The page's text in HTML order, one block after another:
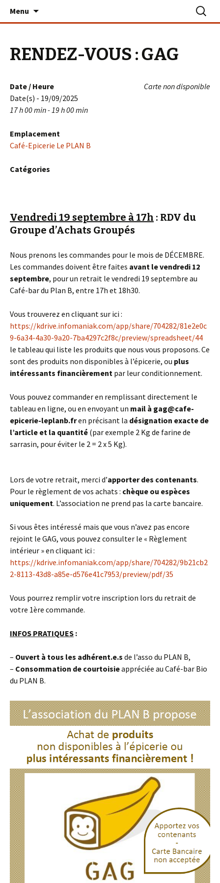
Le PLAN B – La Turballe
Menu
RENDEZ-VOUS : GAG
Carte non disponible
Date / Heure
Date(s) - 19/09/2025
17 h 00 min - 19 h 00 min
Emplacement
Café-Epicerie Le PLAN B
Catégories
Vendredi 19 septembre à 17h : RDV du
Groupe d’Achats Groupés
Nous prenons les commandes pour le mois de DÉCEMBRE.
Les commandes doivent être faites avant le vendredi 12
septembre, pour un retrait le vendredi 19 septembre au
Café-bar du Plan B, entre 17h et 18h30.
Vous trouverez en cliquant sur ici :
https://kdrive.infomaniak.com/app/share/704282/81e2e0c
9-6a34-4a30-9a20-7ba4297c2f8c/preview/spreadsheet/44
le tableau qui liste les produits que nous vous proposons. Ce
sont des produits non disponibles à l’épicerie, ou plus
intéressants financièrement par leur conditionnement.
Vous pouvez commander en remplissant directement le
tableau en ligne, ou en envoyant un mail à gag@cafe-
epicerie-leplanb.fren précisant la désignation exacte de
l’article et la quantité (par exemple 2 Kg de farine de
sarrasin, pour éviter le 2 = 2 x 5 Kg).
Lors de votre retrait, merci d’apporter des contenants.
Pour le règlement de vos achats : chèque ou espèces
uniquement. L’association ne prend pas la carte bancaire.
Si vous êtes intéressé mais que vous n’avez pas encore
rejoint le GAG, vous pouvez consulter le « Règlement
intérieur » en cliquant ici :
https://kdrive.infomaniak.com/app/share/704282/9b21cb2
2-8113-43d8-a85e-d576e41c7953/preview/pdf/35
Vous pourrez remplir votre inscription lors du retrait de
votre 1ère commande.
INFOS PRATIQUES :
– Ouvert à tous les adhérent.e.s de l’asso du PLAN B,
– Consommation de courtoisieappréciée au Café-bar Bio
du PLAN B.